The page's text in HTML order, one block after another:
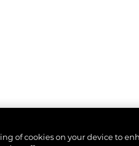
of cookies on your device to